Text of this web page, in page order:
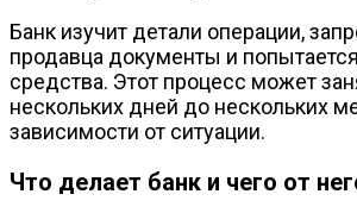
Банк изучит детали операции,
продавца документы и
средства. Этот процесс может
нескольких дней до нескольких
зависимости от ситуации.
Что делает банк и чего от